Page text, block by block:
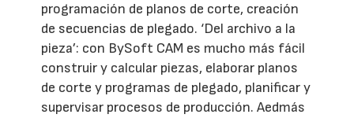
programación de planos de corte, creación
de secuencias de plegado. ‘Del archivo a la
pieza’: con BySoft CAM es mucho más fácil
construir y calcular piezas, elaborar planos
de corte y programas de plegado, planificar y
supervisar procesos de producción. Aedmás